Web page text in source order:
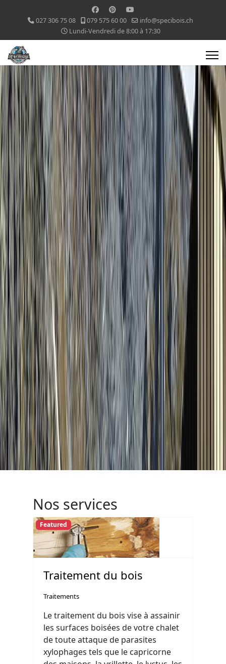
027 306 75 08 079 575 60 00
info@specibois.ch
Lundi-Vendredi de 8:00 à 17:30
Nos services
Featured
Traitement du bois
Traitements
Le traitement du bois vise à assainir
les surfaces boisées de votre chalet
de toute attaque de parasites
xylophages tels que le capricorne